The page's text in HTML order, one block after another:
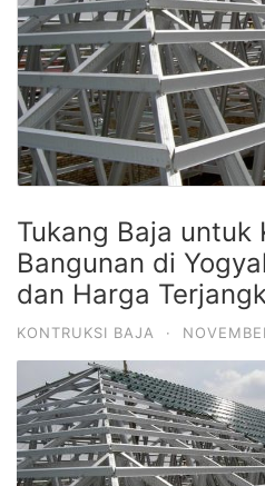
Tukang Baja untuk
Bangunan di
dan Harga
KONTRUKSI BAJA ·